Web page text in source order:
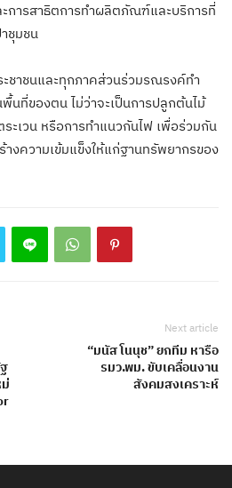
ารสาธิตการทำผลิตภัณฑ์และบริการที่
ชุมชน
ชาชนและทุกภาคส่วนร่วมรณรงค์ทำ
นที่ของตน ไม่ว่าจะเป็นการปลูกต้นไม้
ะเวน หรือการทำแนวกันไฟ เพื่อร่วมกัน
งความเข้มแข็งให้แก่ฐานทรัพยากรของ
Next article
“มนัส โนนุช” ยกทีม หารือ
รมว.พม. ขับเคลื่อนงาน
สังคมสงเคราะห์